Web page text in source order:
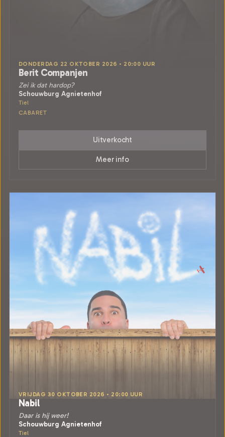
DONDERDAG 22 OKTOBER 2026 • 20:00 UUR
Berit Companjen
Zei ik dat hardop?
Schouwburg Agnietenhof
Tiel
CABARET
Uitverkocht
Meer info
VRIJDAG 30 OKTOBER 2026 • 20:00 UUR
Nabil
Daar is hij weer!
Schouwburg Agnietenhof
Tiel